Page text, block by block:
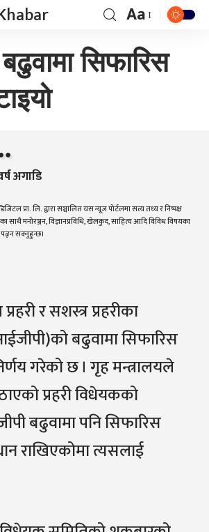
Aa
सिफारिस
अगाडि
प्रा. लि. द्वारा सञ्चालित यस न्यूज पोर्टलमा सत्य तथ्य र निष्पक्ष
साथै मनोरञ्जन, विज्ञानप्रविधि, खेलकुद, साहित्य आदि विविध विषयका
सक्नुहुन्छ।
र सशस्त्र प्रहरीका
बढुवामा सिफारिस
गरेको छ । गृह मन्त्रालयले
प्रहरी विधेयकको
बढुवामा पनि सिफारिस
राखिएकोमा त्यसलाई